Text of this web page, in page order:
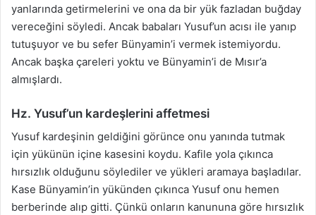
yanlarında getirmelerini ve ona da bir yük fazladan buğday
vereceğini söyledi. Ancak babaları Yusuf’un acısı ile yanıp
tutuşuyor ve bu sefer Bünyamin’i vermek istemiyordu.
Ancak başka çareleri yoktu ve Bünyamin’i de Mısır’a
almışlardı.
Hz. Yusuf’un kardeşlerini affetmesi
Yusuf kardeşinin geldiğini görünce onu yanında tutmak
için yükünün içine kasesini koydu. Kafile yola çıkınca
hırsızlık olduğunu söylediler ve yükleri aramaya başladılar.
Kase Bünyamin’in yükünden çıkınca Yusuf onu hemen
berberinde alıp gitti. Çünkü onların kanununa göre hırsızlık